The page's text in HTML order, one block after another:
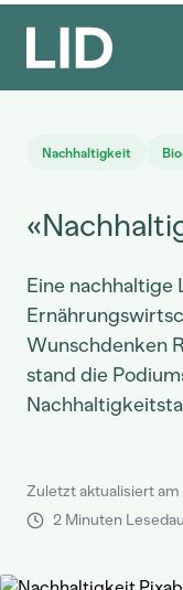
Nachhaltigkeit
Eine nachhaltige
Wunschdenken
stand die
Zuletzt aktualisiert am
2 Minuten